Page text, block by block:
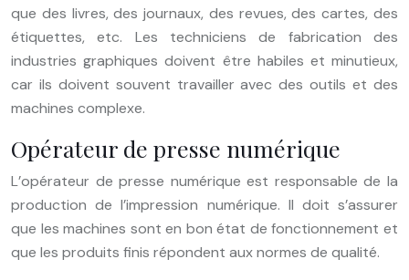
que des livres, des journaux, des revues, des cartes, des
étiquettes, etc. Les techniciens de fabrication des
industries graphiques doivent être habiles et minutieux,
car ils doivent souvent travailler avec des outils et des
machines complexe.
Opérateur de presse numérique
L’opérateur de presse numérique est responsable de la
production de l’impression numérique. Il doit s’assurer
que les machines sont en bon état de fonctionnement et
que les produits finis répondent aux normes de qualité.